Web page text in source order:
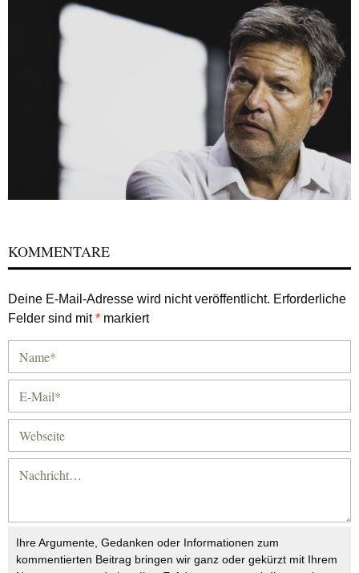
KOMMENTARE
Deine E-Mail-Adresse wird nicht veröffentlicht. Erforderliche
Felder sind mit* markiert
Ihre Argumente, Gedanken oder Informationen zum
kommentierten Beitrag bringen wir ganz oder gekürzt mit Ihrem